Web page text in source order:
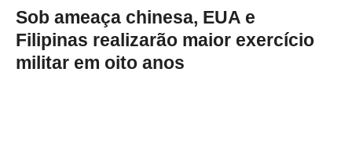
Sob ameaça chinesa, EUA e
Filipinas realizarão maior exercício
militar em oito anos